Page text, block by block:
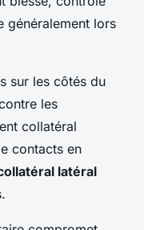
généralement lors
sur les côtés du
les
collatéral
contacts en
latéral